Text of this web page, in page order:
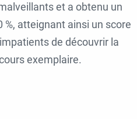
et a obtenu un
atteignant ainsi un score
de découvrir la
exemplaire.